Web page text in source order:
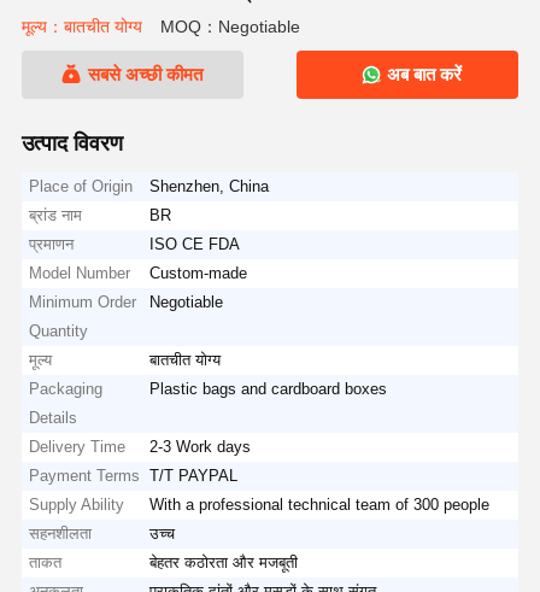
मूल्य：बातचीत योग्य MOQ：Negotiable
सबसे अच्छी कीमत अब बात करें
उत्पाद विवरण
Place of Origin
Shenzhen, China
ब्रांड नाम
BR
प्रमाणन
ISO CE FDA
Model Number
Custom-made
Minimum Order
Quantity
Negotiable
मूल्य
बातचीत योग्य
Packaging
Details
Plastic bags and cardboard boxes
Delivery Time
2-3 Work days
Payment Terms
T/T PAYPAL
Supply Ability
With a professional technical team of 300 people
सहनशीलता
उच्च
ताकत
बेहतर कठोरता और मजबूती